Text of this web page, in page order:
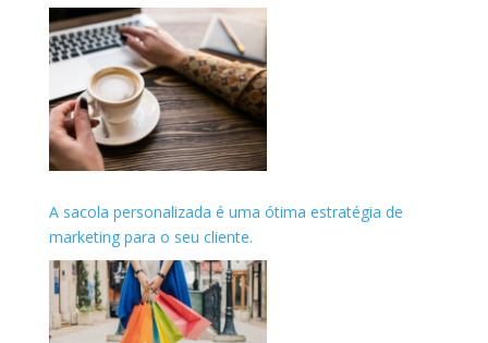
A sacola personalizada é uma ótima estratégia de
marketing para o seu cliente.